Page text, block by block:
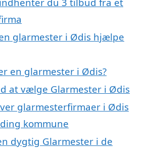
glarmester i Ødis hjælpe
en glarmester i Ødis?
at vælge Glarmester i Ødis
glarmesterfirmaer i Ødis
kommune
dygtig Glarmester i de